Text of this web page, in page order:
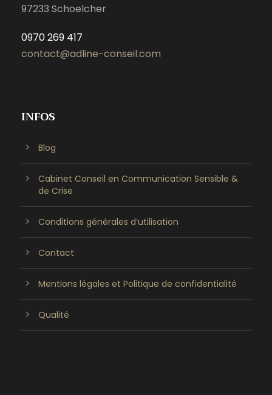
97233 Schoelcher
0970 269 417
contact@adline-conseil.com
INFOS
Blog
Cabinet Conseil en Communication Sensible &
de Crise
Conditions générales d’utilisation
Contact
Mentions légales et Politique de confidentialité
Qualité